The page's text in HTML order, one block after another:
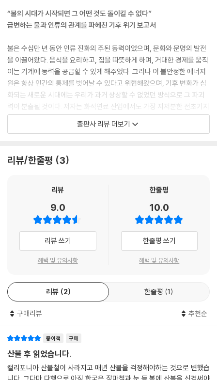
“불의 시대가 시작되면 그 어떤 것도 돌이킬 수 없다”
급변하는 불과 인류의 관계를 파헤친 기후 위기 보고서
불은 수십만 년 동안 인류 진화의 주된 동력이었으며, 문화와 문명의 발전
을 이끌어왔다. 음식을 요리하고, 집을 따뜻하게 하며, 거대한 경제를 움직
이는 기계에 동력을 공급할 수 있게 해주었다. 그러나 이 불안정한 에너지
원은 항상 인간의 통제를 벗어날 수 있다고 위협해왔으며, 기후 변화가 심
화되는 새로운 시대에는 우리가 과거 상상할 수 없었던 방식으로 그 파괴
력이 분출될 것이다. 저자는 화석연료 산업에서도 가장 지저분한 전초기지
라 할 수 있는 캐나다 포트맥머리의 오일샌드 채굴 산업을 배경으로, 단테
가 쓴 ‘지옥’이 연상될 정도로 생생한 묘사를 통해 그 누구도 예상하지 못한
뜨거운 열정이 느껴지는 저널리스트의 탐구는 우리를 단순히 화재 사건에
출과 건조화 현상 등을 과학적으로 분석하고, 동시에 제대로 규제되지 않
대 산불이 초래한 전례 없는 황폐화, 그리고 이러한 재난으로 인해 영원히
돌이킬 수 없는 삶으로 우리를 안내한다. 인류의 성장 동력이자 동시에 오
늘날 가장 위협적인 존재가 된 불이 기후 위기 시대에 우리에게 전하는 메
시지는 매우 강력한데, 앞으로 우리의 새로운 일상이 될 끔찍한 세상을 미
리 보여주는 예고편으로서 이 책만큼 시의적절한 호소는 없을 것이다.
인류가 불을 지펴서 일으킨 문명은 지금 “옛날 옛적에” 일어난 대멸종의
초기 단계를 똑같이 밟고 있다. 현재 지구에 여섯 번째 대규모 멸종이 진행
중이고 이것이 전적으로 인간의 활동으로 빚어진 결과라는 사실에 과학계
전체가 대체로 동의한다. 이런 현실을 지금 처음 접하고 깜짝 놀라는 사람
를 일으킨 존재는 없었다. _451쪽
기후는 변하는데 인간이 변하지 않으면
세상은 더욱더 불타오르게 될 것이다
출판사 리뷰 더보기
리뷰/한줄평 3
리뷰
9.0
리뷰 쓰기
혜택 및 유의사항
한줄평
10.0
한줄평 쓰기
혜택 및 유의사항
리뷰 2 한줄평 1
구매리뷰 추천순
종이책 구매
산불 후 읽었습니다.
캘리포니아 산불철이 사라지고 매년 산불을 걱정해야하는 것으로 변했습